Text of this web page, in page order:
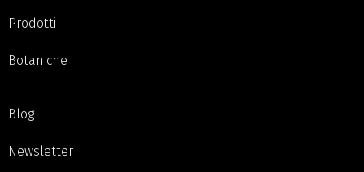
Prodotti
Botaniche
Blog
Newsletter